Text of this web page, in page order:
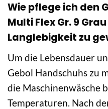
Wie pflege ich den
Multi Flex Gr. 9
Langlebigkeit zu
Um die Lebensdauer
Gebol Handschuhs zu
die Maschinenwäsche
Temperaturen. Nach